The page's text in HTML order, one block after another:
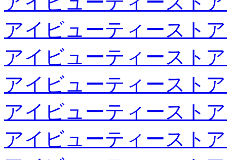
アイビューティースト
アイビューティースト
アイビューティースト
アイビューティースト
アイビューティースト